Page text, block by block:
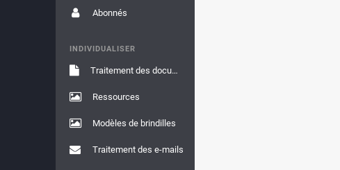
Abonnés
INDIVIDUALISER
Traitement des documents
Ressources
Modèles de brindilles
Traitement des e-mails